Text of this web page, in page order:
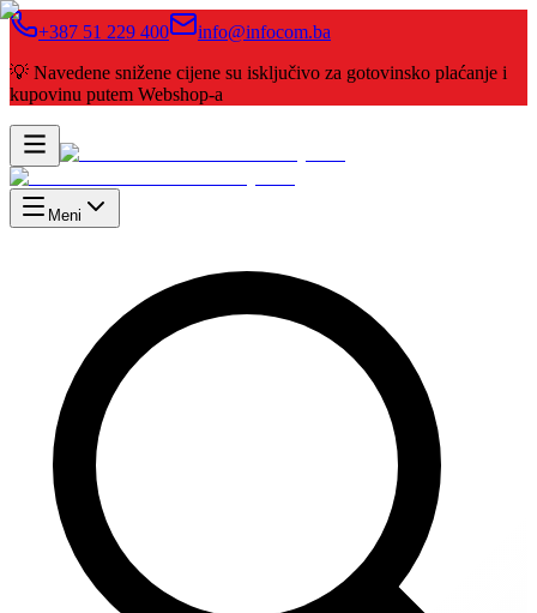
+387 51 229 400
info@infocom.ba
💡 Navedene snižene cijene su isključivo za gotovinsko plaćanje i
kupovinu putem Webshop-a
Meni